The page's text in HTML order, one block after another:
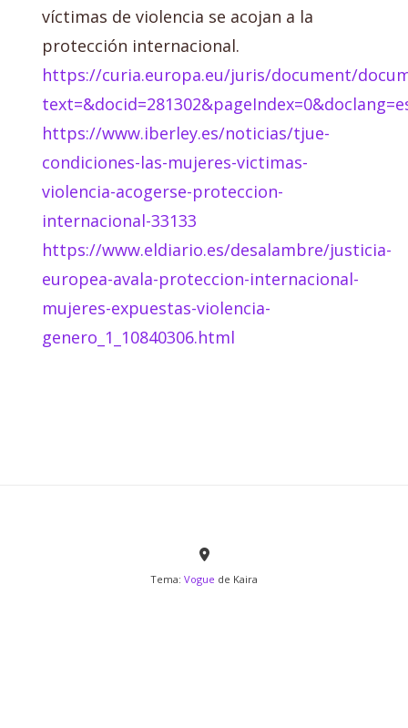
víctimas de violencia se acojan a la
protección internacional.
https://curia.europa.eu/juris/document/
https://www.iberley.es/noticias/tjue-
condiciones-las-mujeres-victimas-
violencia-acogerse-proteccion-
internacional-33133
https://www.eldiario.es/desalambre/justicia-
europea-avala-proteccion-internacional-
mujeres-expuestas-violencia-
genero_1_10840306.html
Tema: Vogue de Kaira